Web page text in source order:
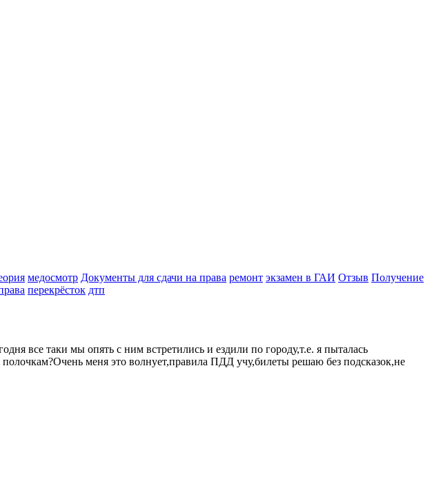
медосмотр Документы для сдачи на права ремонт экзамен в ГАИ Отзыв Получение
перекрёсток дтп
все таки мы опять с ним встретились и ездили по городу,т.е. я пыталась
меня это волнует,правила ПДД учу,билеты решаю без подсказок,не